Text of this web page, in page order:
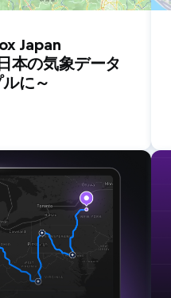
Japan
本の気象データ
に～